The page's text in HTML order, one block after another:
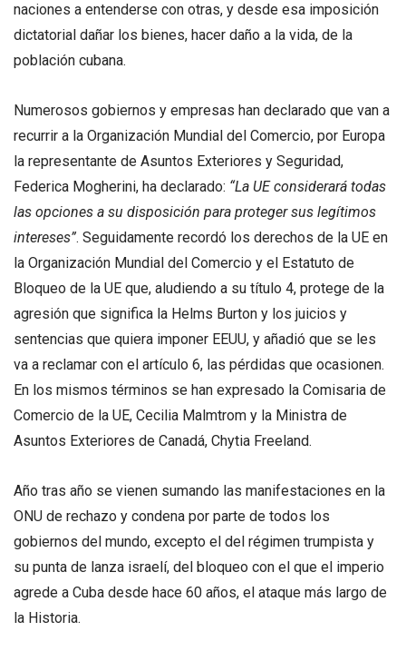
naciones a entenderse con otras, y desde esa imposición
dictatorial dañar los bienes, hacer daño a la vida, de la
población cubana.
Numerosos gobiernos y empresas han declarado que van a
recurrir a la Organización Mundial del Comercio, por Europa
la representante de Asuntos Exteriores y Seguridad,
Federica Mogherini, ha declarado: “La UE considerará todas
las opciones a su disposición para proteger sus legítimos
intereses”. Seguidamente recordó los derechos de la UE en
la Organización Mundial del Comercio y el Estatuto de
Bloqueo de la UE que, aludiendo a su título 4, protege de la
agresión que significa la Helms Burton y los juicios y
sentencias que quiera imponer EEUU, y añadió que se les
va a reclamar con el artículo 6, las pérdidas que ocasionen.
En los mismos términos se han expresado la Comisaria de
Comercio de la UE, Cecilia Malmtrom y la Ministra de
Asuntos Exteriores de Canadá, Chytia Freeland.
Año tras año se vienen sumando las manifestaciones en la
ONU de rechazo y condena por parte de todos los
gobiernos del mundo, excepto el del régimen trumpista y
su punta de lanza israelí, del bloqueo con el que el imperio
agrede a Cuba desde hace 60 años, el ataque más largo de
la Historia.